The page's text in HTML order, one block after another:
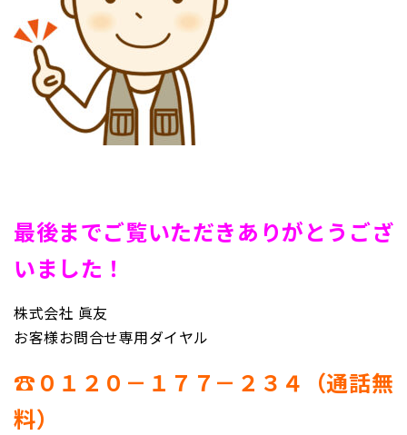
最後までご覧いただきありがとうござ
いました！
株式会社 眞友
お客様お問合せ専用ダイヤル
☎０１２０－１７７－２３４（通話無
料）